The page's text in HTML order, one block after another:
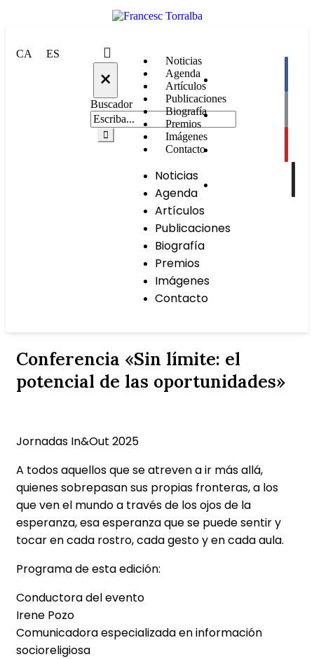
CA ES
×
Buscador
Noticias
Agenda
Artículos
Publicaciones
Biografía
Premios
Imágenes
Contacto
Noticias
Agenda
Artículos
Publicaciones
Biografía
Premios
Imágenes
Contacto
Conferencia «Sin límite: el
potencial de las oportunidades»
Jornadas In&Out 2025
A todos aquellos que se atreven a ir más allá,
quienes sobrepasan sus propias fronteras, a los
que ven el mundo a través de los ojos de la
esperanza, esa esperanza que se puede sentir y
tocar en cada rostro, cada gesto y en cada aula.
Programa de esta edición:
Conductora del evento
Irene Pozo
Comunicadora especializada en información
socioreligiosa